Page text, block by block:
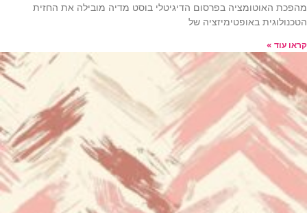
מהפכת האוטומציה בפרסום הדיגיטלי בוסט מדיה מובילה את החזית
הטכנולוגית באופטימיזציה של
קראו עוד »